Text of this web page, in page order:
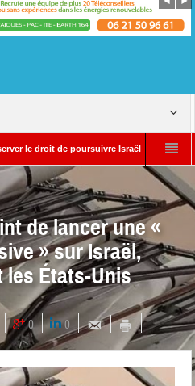
droit de poursuivre Israël Actualités en
si Donald Trump élargit les frappes
de lancer une «
» sur Israël,
les États-Unis
0 0